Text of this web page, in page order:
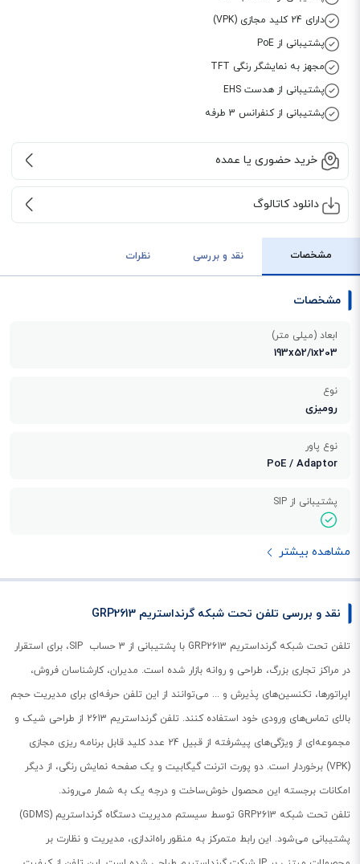
دارای 24 کلید مجازی (VPK)
پشتیبانی از PoE
مجهز به نمایشگر رنگی TFT
پشتیبانی از هدست EHS
پشتیبانی از کنفرانس 3 طرفه
خرید حضوری یا عمده
دانلود کاتالوگ
مشخصات نقد و بررسی نظرات
مشخصات
ابعاد (میلی متر)
193x52/1x203
نوع
رومیزی
نوع پاور
PoE / Adaptor
پشتیبانی از SIP
مشاهده بیشتر
نقد و بررسی تلفن تحت شبکه گرنداستریم GRP2613
تلفن تحت شبکه گرنداستریم GRP2613 با پشتیبانی از 3 حساب SIP، برای استقرار
در مراکز تجاری بزرگ، طراحی و روانه بازار شده است. مدیران، کارشناسان فروش،
اپراتورها، تکنسین‌های پذیرش و ... می‌توانند از این تلفن حرفه‌ای برای مدیریت حجم
بالای تماس‌های ورودی خود استفاده کنند. تلفن گرنداستریم 2613 از طراحی شیک و
مجموعه‌ای از ویژگی‌های پیشرفته از قبیل 24 عدد کلید قابل برنامه ریزی مجازی
(VPK) برخوردار است. دو پورت اترنت گیگابیت و یک صفحه نمایش رنگی، از دیگر
امکانات برجسته این محصول خوش‌ساخت و درجه یک به شمار می‌روند.
تلفن تحت شبکه GRP2613 توسط سیستم مدیریت دستگاه گرنداستریم (GDMS)
پشتیبانی می‌شود. این رابط متمرکز به منظور راه‌اندازی، مدیریت و نظارت بر